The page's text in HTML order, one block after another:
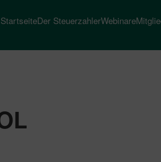
StartseiteDer SteuerzahlerWebinare